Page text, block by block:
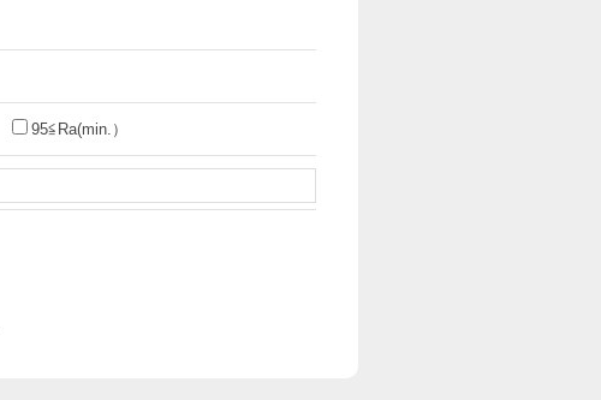
95≦Ra(min.）